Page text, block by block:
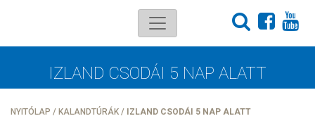
IZLAND CSODÁI 5 NAP ALATT
NYITÓLAP / KALANDTÚRÁK / IZLAND CSODÁI 5 NAP ALATT